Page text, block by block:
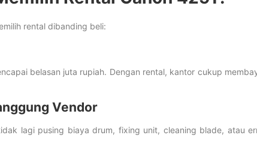
rental dibanding beli:
belasan juta rupiah. Dengan rental, kantor cukup
Vendor
lagi pusing biaya drum, fixing unit, cleaning blade, atau